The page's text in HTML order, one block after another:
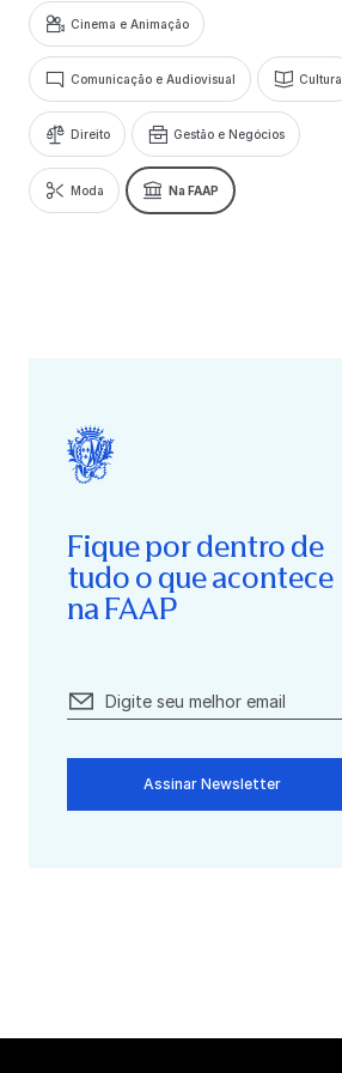
Cinema e Animação
Comunicação e Audiovisual Cultura
Direito Gestão e Negócios
Moda Na FAAP
Fique por dentro de
tudo o que acontece
na FAAP
Assinar Newsletter